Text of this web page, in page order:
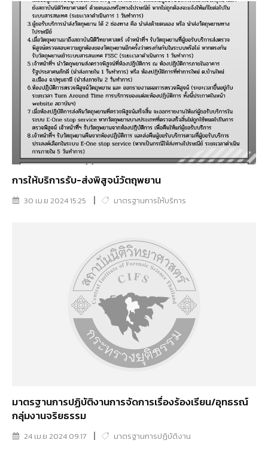
การให้บริการรับ-ส่งพิสูจน์วัตถุพยาน
30 เม.ย 2024 15:25 มาตรฐานการให้บริการ
มาตรฐานการปฏิบัติงานการจัดการเรื่องร้องเรียน/อุทธรณ์
กลุ่มงานจริยธรรม
24 เม.ย 2024 09:17 มาตรฐานการปฏิบัติงาน